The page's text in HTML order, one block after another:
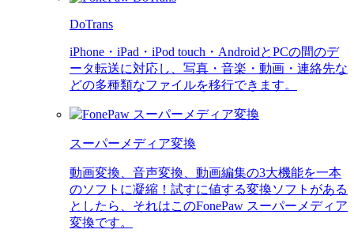
DoTrans
iPhone・iPad・iPod touch・AndroidとPCの間のデ
ータ転送に対応し、写真・音楽・動画・連絡先な
どの多種類なファイルを移行できます。
スーパーメディア変換
動画変換、音声変換、動画編集の3大機能を一本
のソフトに凝縮！試すに値する変換ソフトがある
としたら、それはこのFonePaw スーパーメディア
変換です。